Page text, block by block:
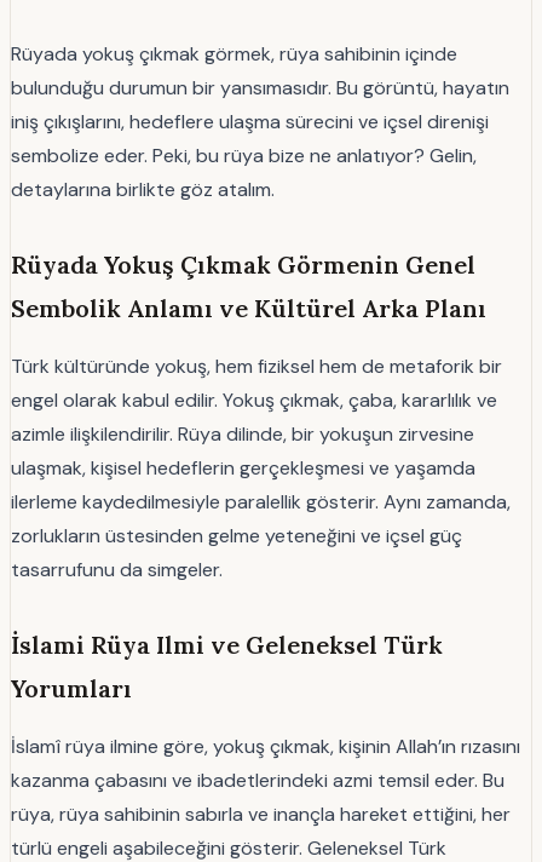
Rüyada yokuş çıkmak görmek, rüya sahibinin içinde
bulunduğu durumun bir yansımasıdır. Bu görüntü, hayatın
iniş çıkışlarını, hedeflere ulaşma sürecini ve içsel direnişi
sembolize eder. Peki, bu rüya bize ne anlatıyor? Gelin,
detaylarına birlikte göz atalım.
Rüyada Yokuş Çıkmak Görmenin Genel
Sembolik Anlamı ve Kültürel Arka Planı
Türk kültüründe yokuş, hem fiziksel hem de metaforik bir
engel olarak kabul edilir. Yokuş çıkmak, çaba, kararlılık ve
azimle ilişkilendirilir. Rüya dilinde, bir yokuşun zirvesine
ulaşmak, kişisel hedeflerin gerçekleşmesi ve yaşamda
ilerleme kaydedilmesiyle paralellik gösterir. Aynı zamanda,
zorlukların üstesinden gelme yeteneğini ve içsel güç
tasarrufunu da simgeler.
İslami Rüya Ilmi ve Geleneksel Türk
Yorumları
İslamî rüya ilmine göre, yokuş çıkmak, kişinin Allah’ın rızasını
kazanma çabasını ve ibadetlerindeki azmi temsil eder. Bu
rüya, rüya sahibinin sabırla ve inançla hareket ettiğini, her
türlü engeli aşabileceğini gösterir. Geleneksel Türk